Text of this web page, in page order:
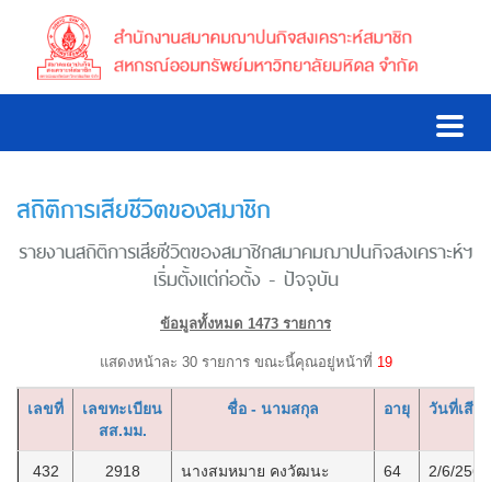
สถิติการเสียชีวิตของสมาชิก
รายงานสถิติการเสียชีวิตของสมาชิกสมาคมฌาปนกิจสงเคราะห์ฯ
เริ่มตั้งแต่ก่อตั้ง - ปัจจุบัน
ข้อมูลทั้งหมด 1473 รายการ
แสดงหน้าละ 30 รายการ ขณะนี้คุณอยู่หน้าที่ 19
เลขที่
เลขทะเบียน
สส.มม.
ชื่อ - นามสกุล อายุ วันที่เสีย
432 2918 นางสมหมาย คงวัฒนะ 64 2/6/2560